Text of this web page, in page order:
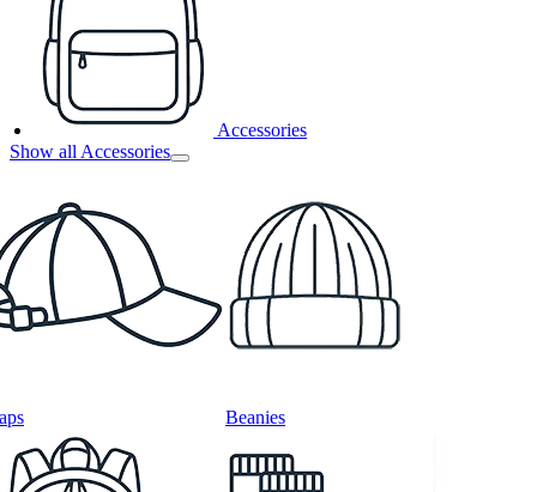
Accessories
Show all Accessories
Beanies